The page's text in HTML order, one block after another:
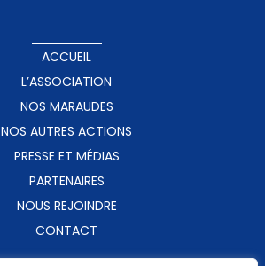
ACCUEIL
L’ASSOCIATION
NOS MARAUDES
NOS AUTRES ACTIONS
PRESSE ET MÉDIAS
PARTENAIRES
NOUS REJOINDRE
CONTACT